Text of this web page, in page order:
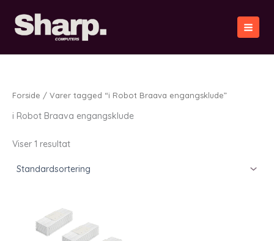
indholdet
Forside / Varer tagged “i Robot Braava engangsklude”
i Robot Braava engangsklude
Viser 1 resultat